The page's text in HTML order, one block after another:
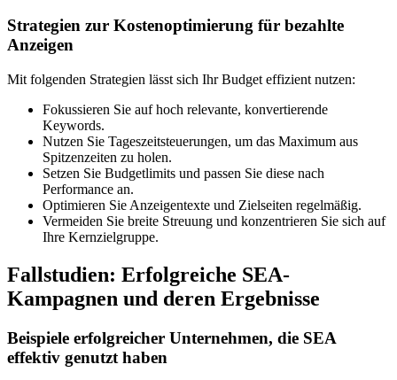
Strategien zur Kostenoptimierung für bezahlte
Anzeigen
Mit folgenden Strategien lässt sich Ihr Budget effizient nutzen:
Fokussieren Sie auf hoch relevante, konvertierende
Keywords.
Nutzen Sie Tageszeitsteuerungen, um das Maximum aus
Spitzenzeiten zu holen.
Setzen Sie Budgetlimits und passen Sie diese nach
Performance an.
Optimieren Sie Anzeigentexte und Zielseiten regelmäßig.
Vermeiden Sie breite Streuung und konzentrieren Sie sich auf
Ihre Kernzielgruppe.
Fallstudien: Erfolgreiche SEA-
Kampagnen und deren Ergebnisse
Beispiele erfolgreicher Unternehmen, die SEA
effektiv genutzt haben